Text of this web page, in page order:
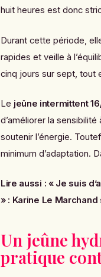
huit heures est donc
Durant cette période,
rapides et veille à
cinq jours sur sept, tout
Le jeûne intermittent
d’améliorer la
soutenir l’énergie.
minimum d’adaptation.
Lire aussi : « Je suis
» : Karine Le Marchand
Un jeûne
pratique